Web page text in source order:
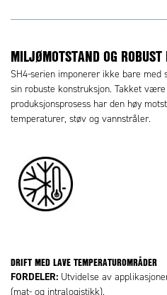
MILJØMOTSTAND OG ROBUST
SH4-serien imponerer ikke bare med
sin robuste konstruksjon. Takket
produksjonsprosess har den høy
temperaturer, støv og vannstråler.
DRIFT MED LAVE TEMPERATUROMRÅDER
FORDELER: Utvidelse av
(mat- og intralogistikk).